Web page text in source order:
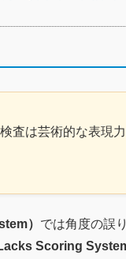
は芸術的な表現
） では角度の誤
Scoring